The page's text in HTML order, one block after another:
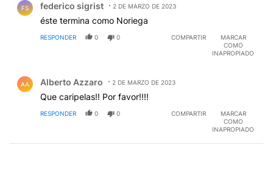
FS federico sigrist 2 DE MARZO DE 2023
éste termina como Noriega
RESPONDER 0 0 COMPARTIR
MARCAR
COMO
INAPROPIADO
AA Alberto Azzaro 2 DE MARZO DE 2023
Que caripelas!! Por favor!!!!
RESPONDER 0 0 COMPARTIR
MARCAR
COMO
INAPROPIADO